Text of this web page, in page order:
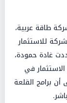
طاقة عربية،
للاستثمار
غادة حمودة،
في
أن برامج القلعة